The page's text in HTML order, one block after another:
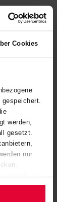
Cookies
gespeichert.
werden,
gesetzt.
nur
Möglichkeit,
pdf